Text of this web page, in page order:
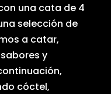
una cata de 4
selección de
a catar,
y
cóctel,